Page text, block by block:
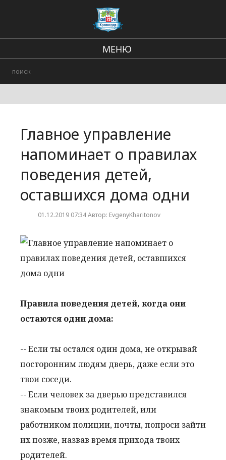
МЕНЮ
Городские события
Главное управление
напоминает о правилах
поведения детей,
оставшихся дома одни
01.12.2019 07:34 Автор: EvgenyKharitonov
Правила поведения детей, когда они
остаются одни дома:
-- Если ты остался один дома, не открывай
посторонним людям дверь, даже если это
твои соседи.
-- Если человек за дверью представился
знакомым твоих родителей, или
работником полиции, почты, попроси зайти
их позже, назвав время прихода твоих
родителей.